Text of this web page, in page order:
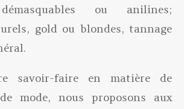
ou anilines;
gold ou blondes, tannage
savoir-faire en matière de
mode, nous proposons aux